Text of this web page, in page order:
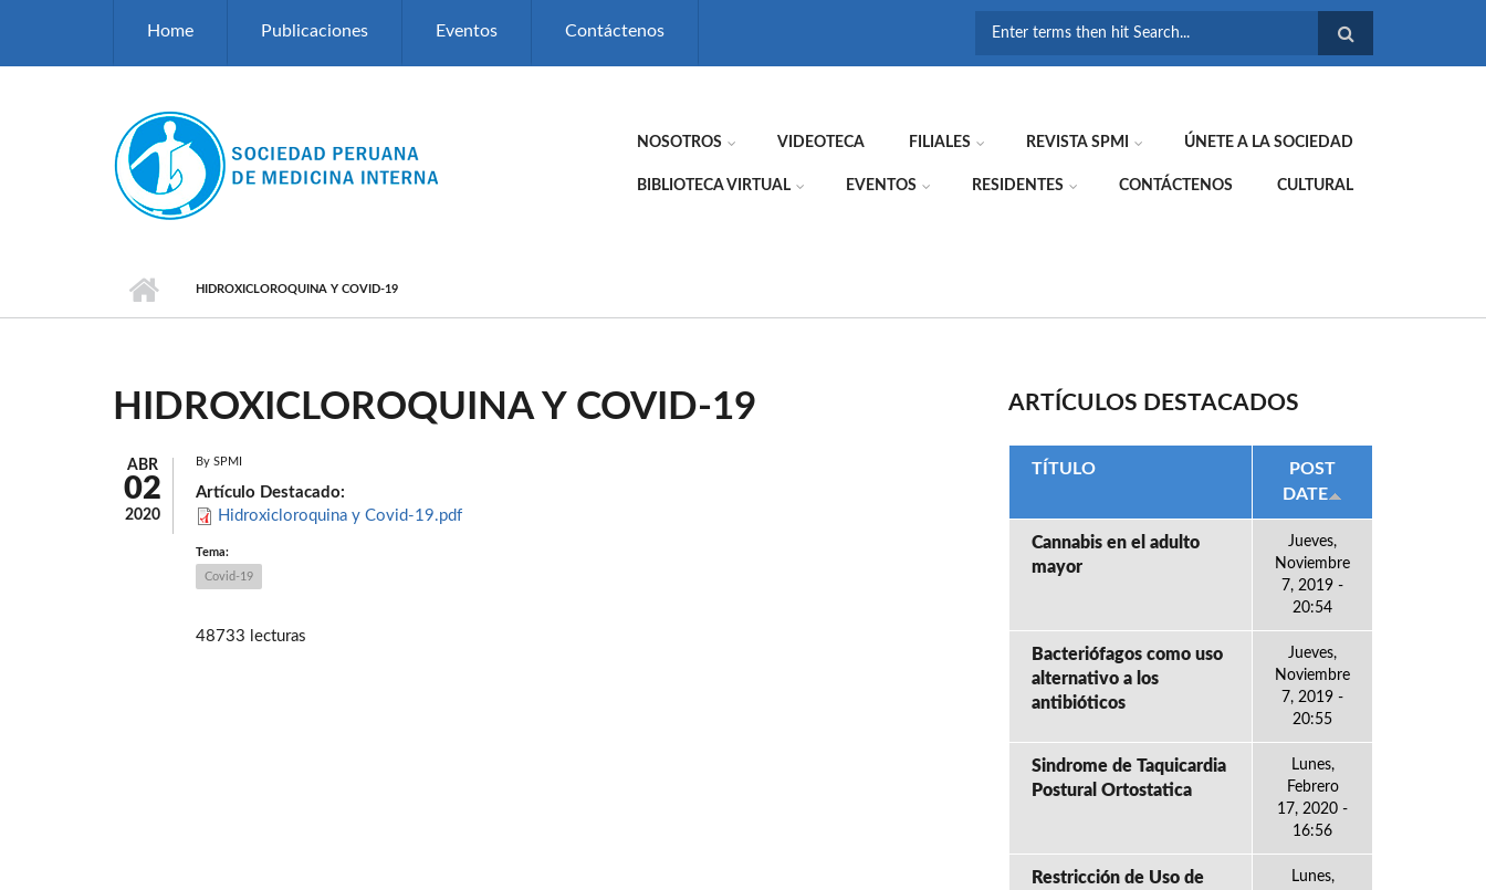
Home Publicaciones Eventos Contáctenos
NOSOTROS VIDEOTECA FILIALES REVISTA SPMI ÚNETE A LA SOCIEDAD
BIBLIOTECA VIRTUAL EVENTOS RESIDENTES CONTÁCTENOS CULTURAL
HIDROXICLOROQUINA Y COVID-19
HIDROXICLOROQUINA Y COVID-19
ABR
02
2020
By SPMI
Artículo Destacado:
Hidroxicloroquina y Covid-19.pdf
Tema:
Covid-19
48733 lecturas
ARTÍCULOS DESTACADOS
TÍTULO
POST
DATE
Cannabis en el adulto
mayor
Jueves,
Noviembre
7, 2019 -
20:54
Bacteriófagos como uso
alternativo a los
antibióticos
Jueves,
Noviembre
7, 2019 -
20:55
Sindrome de Taquicardia
Postural Ortostatica
Lunes,
Febrero
17, 2020 -
16:56
Restricción de Uso de
Lunes,